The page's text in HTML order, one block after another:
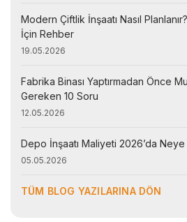
Modern Çiftlik İnşaatı Nasıl
İçin Rehber
19.05.2026
Fabrika Binası Yaptırmadan Önce
Gereken 10 Soru
12.05.2026
Depo İnşaatı Maliyeti 2026’da
05.05.2026
TÜM BLOG YAZILARINA DÖN